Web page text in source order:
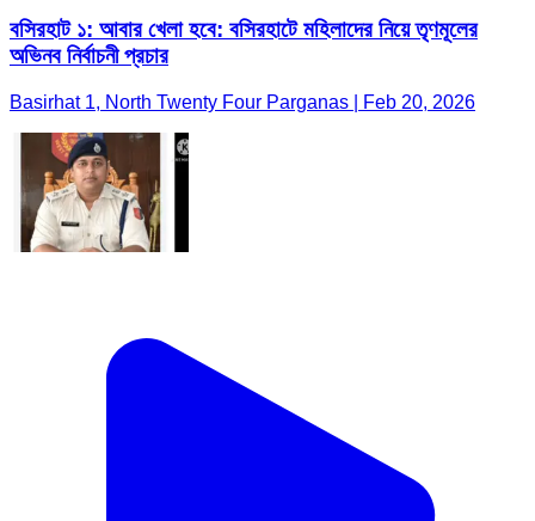
বসিরহাট ১: আবার খেলা হবে: বসিরহাটে মহিলাদের নিয়ে তৃণমূলের
অভিনব নির্বাচনী প্রচার
Basirhat 1, North Twenty Four Parganas | Feb 20, 2026